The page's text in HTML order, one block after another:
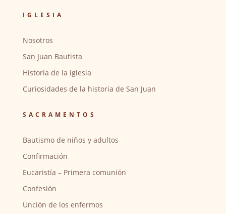
IGLESIA
Nosotros
San Juan Bautista
Historia de la iglesia
Curiosidades de la historia de San Juan
SACRAMENTOS
Bautismo de niños y adultos
Confirmación
Eucaristía – Primera comunión
Confesión
Unción de los enfermos